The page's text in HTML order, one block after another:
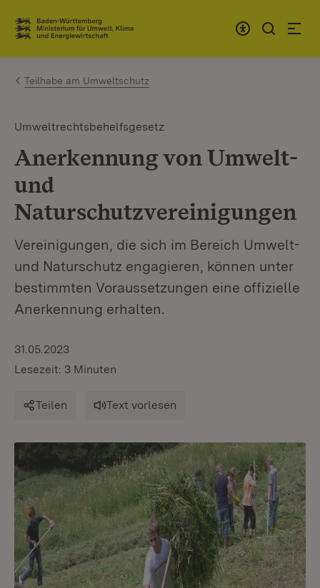
Zum Inhalt springen
Link zur Startseite
Teilhabe am Umweltschutz
Umweltrechtsbehelfsgesetz
Anerkennung von Umwelt-
und
Naturschutzvereinigungen
Vereinigungen, die sich im Bereich Umwelt-
und Naturschutz engagieren, können unter
bestimmten Voraussetzungen eine offizielle
Anerkennung erhalten.
31.05.2023
Lesezeit: 3 Minuten
Teilen Text vorlesen